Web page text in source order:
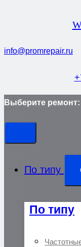
info@promrepair.ru
Выберите ремонт:
По типу
По типу